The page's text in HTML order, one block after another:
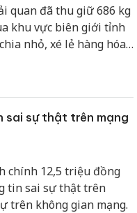
quan đã thu giữ 686 kg
khu vực biên giới tỉnh
nhỏ, xé lẻ hàng hóa
sai sự thật trên mạng
chính 12,5 triệu đồng
tin sai sự thật trên
trên không gian mạng.
Moyuum giả